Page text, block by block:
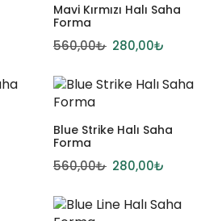
Mavi Kırmızı Halı Saha
Forma
560,00₺ 280,00₺
Blue Strike Halı Saha
Forma
560,00₺ 280,00₺